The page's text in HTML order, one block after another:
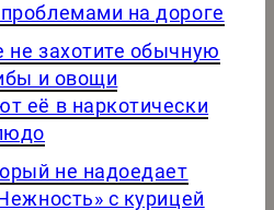
на дороге
захотите обычную
и овощи
её в наркотически
не надоедает
с курицей